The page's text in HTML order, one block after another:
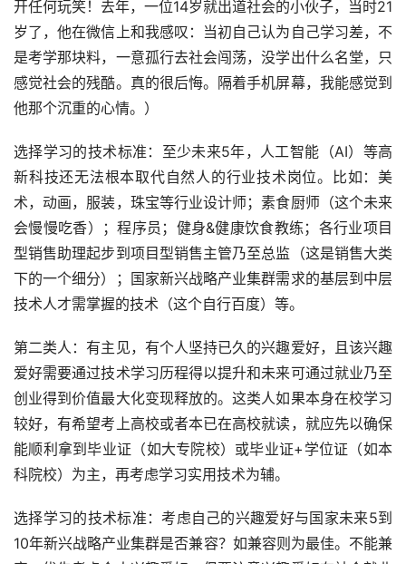
开任何玩笑！去年，一位14岁就出道社会的小伙子，当时21
岁了，他在微信上和我感叹：当初自己认为自己学习差，不
是考学那块料，一意孤行去社会闯荡，没学出什么名堂，只
感觉社会的残酷。真的很后悔。隔着手机屏幕，我能感觉到
他那个沉重的心情。）
选择学习的技术标准：至少未来5年，人工智能（AI）等高
新科技还无法根本取代自然人的行业技术岗位。比如：美
术，动画，服装，珠宝等行业设计师；素食厨师（这个未来
会慢慢吃香）；程序员；健身&健康饮食教练；各行业项目
型销售助理起步到项目型销售主管乃至总监（这是销售大类
下的一个细分）；国家新兴战略产业集群需求的基层到中层
技术人才需掌握的技术（这个自行百度）等。
第二类人：有主见，有个人坚持已久的兴趣爱好，且该兴趣
爱好需要通过技术学习历程得以提升和未来可通过就业乃至
创业得到价值最大化变现释放的。这类人如果本身在校学习
较好，有希望考上高校或者本已在高校就读，就应先以确保
能顺利拿到毕业证（如大专院校）或毕业证+学位证（如本
科院校）为主，再考虑学习实用技术为辅。
选择学习的技术标准：考虑自己的兴趣爱好与国家未来5到
10年新兴战略产业集群是否兼容？如兼容则为最佳。不能兼